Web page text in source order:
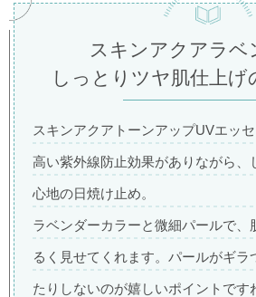
スキンアクアラベ
しっとりツヤ肌仕上げ
スキンアクアトーンアップUVエッセ
高い紫外線防止効果がありながら、
心地の日焼け止め。
ラベンダーカラーと微細パールで、
るく見せてくれます。パールがギラ
たりしないのが嬉しいポイントです